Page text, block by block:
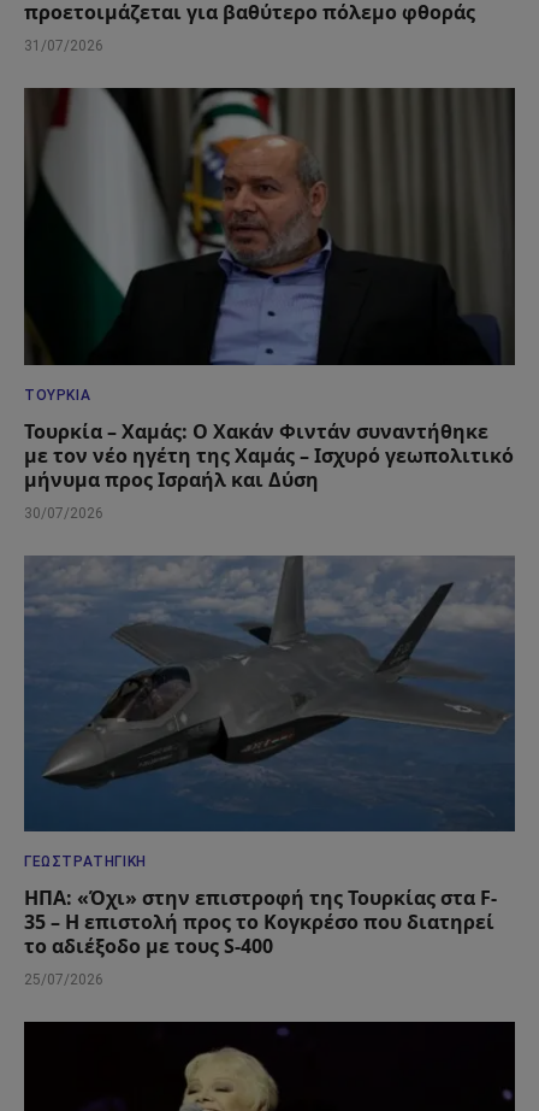
προετοιμάζεται για βαθύτερο πόλεμο φθοράς
31/07/2026
ΤΟΥΡΚΊΑ
Τουρκία – Χαμάς: Ο Χακάν Φιντάν συναντήθηκε
με τον νέο ηγέτη της Χαμάς – Ισχυρό γεωπολιτικό
μήνυμα προς Ισραήλ και Δύση
30/07/2026
ΓΕΩΣΤΡΑΤΗΓΙΚΉ
ΗΠΑ: «Όχι» στην επιστροφή της Τουρκίας στα F-
35 – Η επιστολή προς το Κογκρέσο που διατηρεί
το αδιέξοδο με τους S-400
25/07/2026